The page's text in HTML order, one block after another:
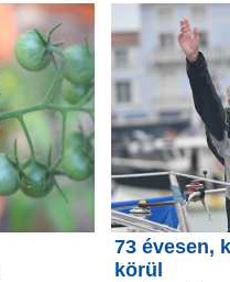
73 évesen,
körül